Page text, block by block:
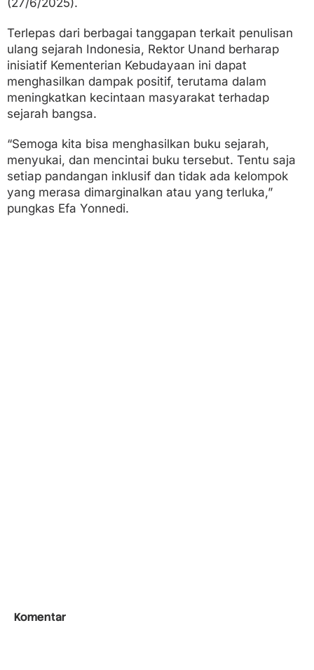
(27/6/2025).
Terlepas dari berbagai tanggapan terkait penulisan
ulang sejarah Indonesia, Rektor Unand berharap
inisiatif Kementerian Kebudayaan ini dapat
menghasilkan dampak positif, terutama dalam
meningkatkan kecintaan masyarakat terhadap
sejarah bangsa.
“Semoga kita bisa menghasilkan buku sejarah,
menyukai, dan mencintai buku tersebut. Tentu saja
setiap pandangan inklusif dan tidak ada kelompok
yang merasa dimarginalkan atau yang terluka,”
pungkas Efa Yonnedi.
Komentar